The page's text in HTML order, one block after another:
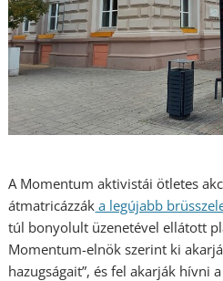
A Momentum aktivistái ötletes
átmatricázzák a legújabb
túl bonyolult üzenetével ellátott
Momentum-elnök szerint ki
hazugságait”, és fel akarják hívni